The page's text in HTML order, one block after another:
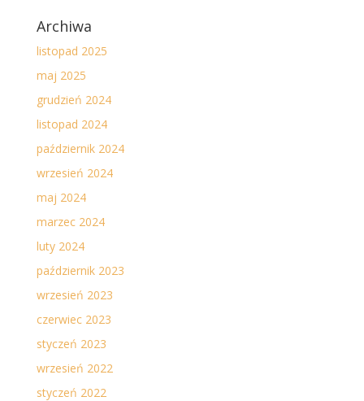
Archiwa
listopad 2025
maj 2025
grudzień 2024
listopad 2024
październik 2024
wrzesień 2024
maj 2024
marzec 2024
luty 2024
październik 2023
wrzesień 2023
czerwiec 2023
styczeń 2023
wrzesień 2022
styczeń 2022